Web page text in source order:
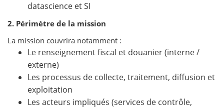
datascience et SI
2. Périmètre de la mission
La mission couvrira notamment :
Le renseignement fiscal et douanier (interne /
externe)
Les processus de collecte, traitement, diffusion et
exploitation
Les acteurs impliqués (services de contrôle,